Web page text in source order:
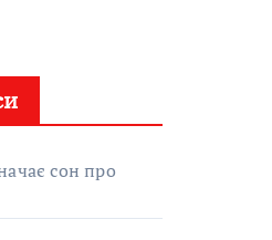
сон про